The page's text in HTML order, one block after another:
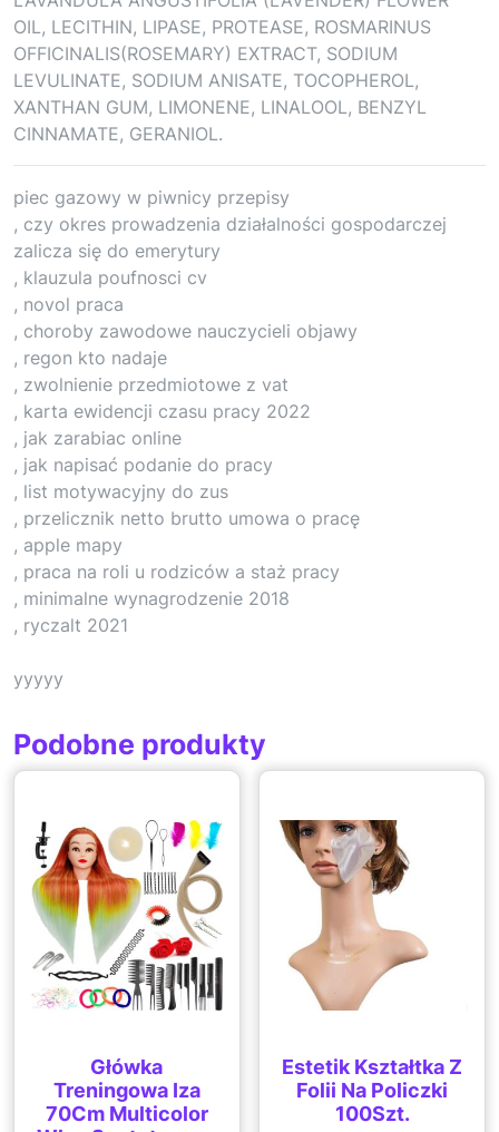
OIL, LECITHIN, LIPASE, PROTEASE, ROSMARINUS
OFFICINALIS(ROSEMARY) EXTRACT, SODIUM
LEVULINATE, SODIUM ANISATE, TOCOPHEROL,
XANTHAN GUM, LIMONENE, LINALOOL, BENZYL
CINNAMATE, GERANIOL.
piec gazowy w piwnicy przepisy
, czy okres prowadzenia działalności gospodarczej
zalicza się do emerytury
, klauzula poufnosci cv
, novol praca
, choroby zawodowe nauczycieli objawy
, regon kto nadaje
, zwolnienie przedmiotowe z vat
, karta ewidencji czasu pracy 2022
, jak zarabiac online
, jak napisać podanie do pracy
, list motywacyjny do zus
, przelicznik netto brutto umowa o pracę
, apple mapy
, praca na roli u rodziców a staż pracy
, minimalne wynagrodzenie 2018
, ryczalt 2021
yyyyy
Podobne produkty
Główka
Treningowa Iza
70Cm Multicolor
Estetik Kształtka Z
Folii Na Policzki
100Szt.